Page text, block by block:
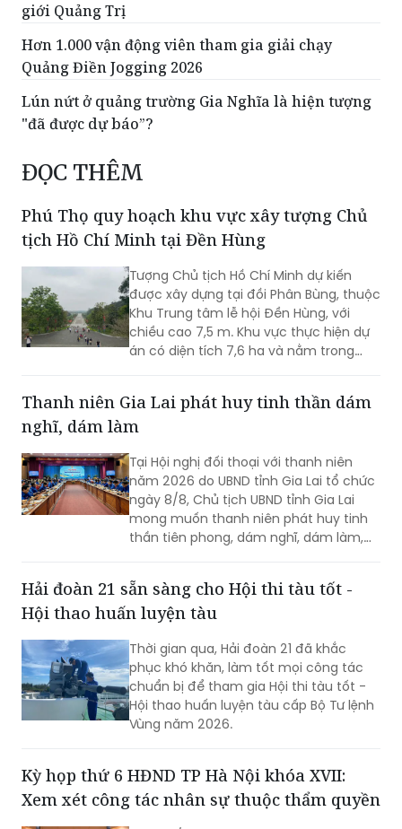
giới Quảng Trị
Hơn 1.000 vận động viên tham gia giải chạy
Quảng Điền Jogging 2026
Lún nứt ở quảng trường Gia Nghĩa là hiện tượng
"đã được dự báo”?
ĐỌC THÊM
Phú Thọ quy hoạch khu vực xây tượng Chủ
tịch Hồ Chí Minh tại Đền Hùng
Tượng Chủ tịch Hồ Chí Minh dự kiến
được xây dựng tại đồi Phân Bùng, thuộc
Khu Trung tâm lễ hội Đền Hùng, với
chiều cao 7,5 m. Khu vực thực hiện dự
án có diện tích 7,6 ha và nằm trong
Thanh niên Gia Lai phát huy tinh thần dám
nghĩ, dám làm
Tại Hội nghị đối thoại với thanh niên
năm 2026 do UBND tỉnh Gia Lai tổ chức
ngày 8/8, Chủ tịch UBND tỉnh Gia Lai
mong muốn thanh niên phát huy tinh
thần tiên phong, dám nghĩ, dám làm,
phát triển của quê hương.
Hải đoàn 21 sẵn sàng cho Hội thi tàu tốt -
Hội thao huấn luyện tàu
Thời gian qua, Hải đoàn 21 đã khắc
phục khó khăn, làm tốt mọi công tác
chuẩn bị để tham gia Hội thi tàu tốt -
Hội thao huấn luyện tàu cấp Bộ Tư lệnh
Vùng năm 2026.
Kỳ họp thứ 6 HĐND TP Hà Nội khóa XVII:
Xem xét công tác nhân sự thuộc thẩm quyền